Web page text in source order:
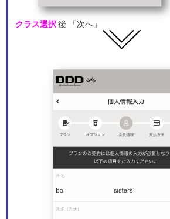
クラス選択 後 「次へ」